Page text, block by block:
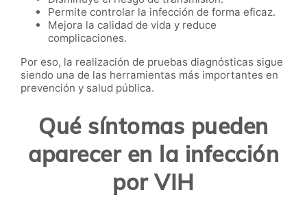
Permite controlar la infección de forma eficaz.
Mejora la calidad de vida y reduce
complicaciones.
Por eso, la realización de pruebas diagnósticas sigue
siendo una de las herramientas más importantes en
prevención y salud pública.
Qué síntomas pueden
aparecer en la infección
por VIH